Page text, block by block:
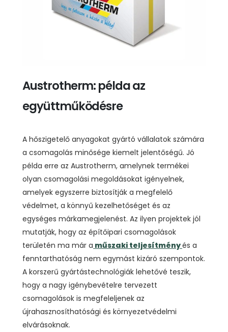
Austrotherm: példa az
együttműködésre
A hőszigetelő anyagokat gyártó vállalatok számára
a csomagolás minősége kiemelt jelentőségű. Jó
példa erre az Austrotherm, amelynek termékei
olyan csomagolási megoldásokat igényelnek,
amelyek egyszerre biztosítják a megfelelő
védelmet, a könnyű kezelhetőséget és az
egységes márkamegjelenést. Az ilyen projektek jól
mutatják, hogy az építőipari csomagolások
területén ma már a műszaki teljesítményés a
fenntarthatóság nem egymást kizáró szempontok.
A korszerű gyártástechnológiák lehetővé teszik,
hogy a nagy igénybevételre tervezett
csomagolások is megfeleljenek az
újrahasznosíthatósági és környezetvédelmi
elvárásoknak.